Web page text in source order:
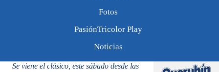
Fotos
PasiónTricolor Play
Noticias
¡A GANAR EL SÁBADO!
Se viene el clásico, este sábado desde las